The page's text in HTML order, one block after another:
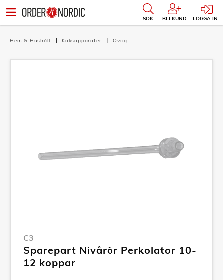
SÖK BLI KUND LOGGA IN
Hem & Hushåll Köksapparater Övrigt
C3
Sparepart Nivårör Perkolator 10-
12 koppar